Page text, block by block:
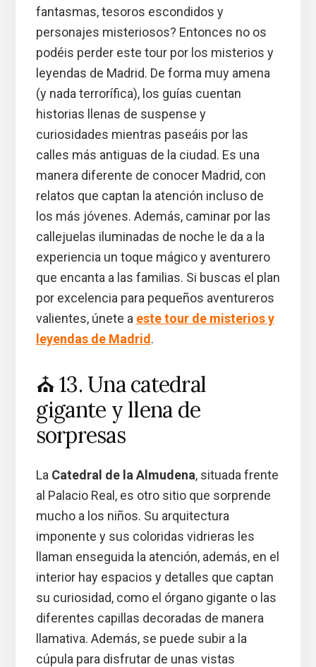
fantasmas, tesoros escondidos y
personajes misteriosos? Entonces no os
podéis perder este tour por los misterios y
leyendas de Madrid. De forma muy amena
(y nada terrorífica), los guías cuentan
historias llenas de suspense y
curiosidades mientras paseáis por las
calles más antiguas de la ciudad. Es una
manera diferente de conocer Madrid, con
relatos que captan la atención incluso de
los más jóvenes. Además, caminar por las
callejuelas iluminadas de noche le da a la
experiencia un toque mágico y aventurero
que encanta a las familias. Si buscas el plan
por excelencia para pequeños aventureros
valientes, únete a este tour de misterios y
leyendas de Madrid .
⛪ 13. Una catedral
gigante y llena de
sorpresas
La Catedral de la Almudena, situada frente
al Palacio Real, es otro sitio que sorprende
mucho a los niños. Su arquitectura
imponente y sus coloridas vidrieras les
llaman enseguida la atención, además, en el
interior hay espacios y detalles que captan
su curiosidad, como el órgano gigante o las
diferentes capillas decoradas de manera
llamativa. Además, se puede subir a la
cúpula para disfrutar de unas vistas